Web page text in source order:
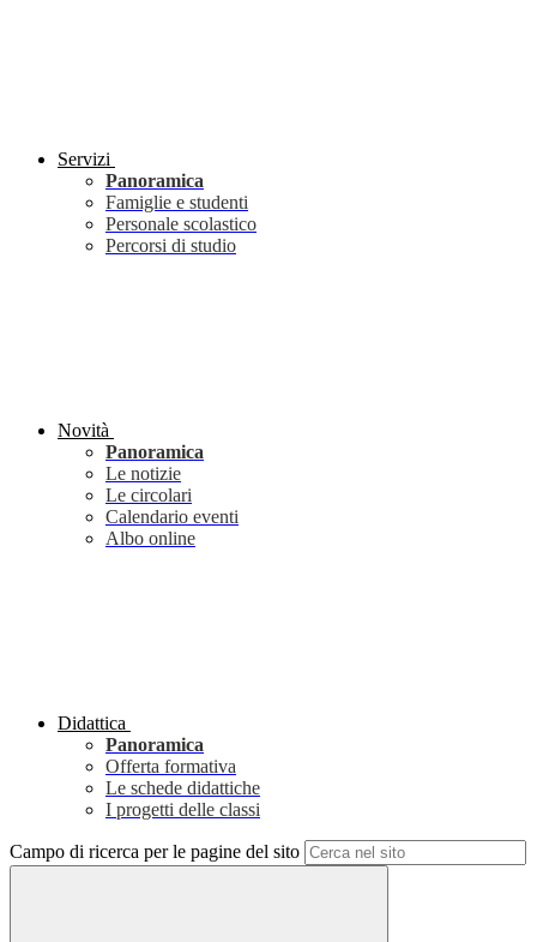
Servizi
Panoramica
Famiglie e studenti
Personale scolastico
Percorsi di studio
Novità
Panoramica
Le notizie
Le circolari
Calendario eventi
Albo online
Didattica
Panoramica
Offerta formativa
Le schede didattiche
I progetti delle classi
Campo di ricerca per le pagine del sito